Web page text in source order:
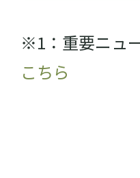
※1：重要ニュ
こちら